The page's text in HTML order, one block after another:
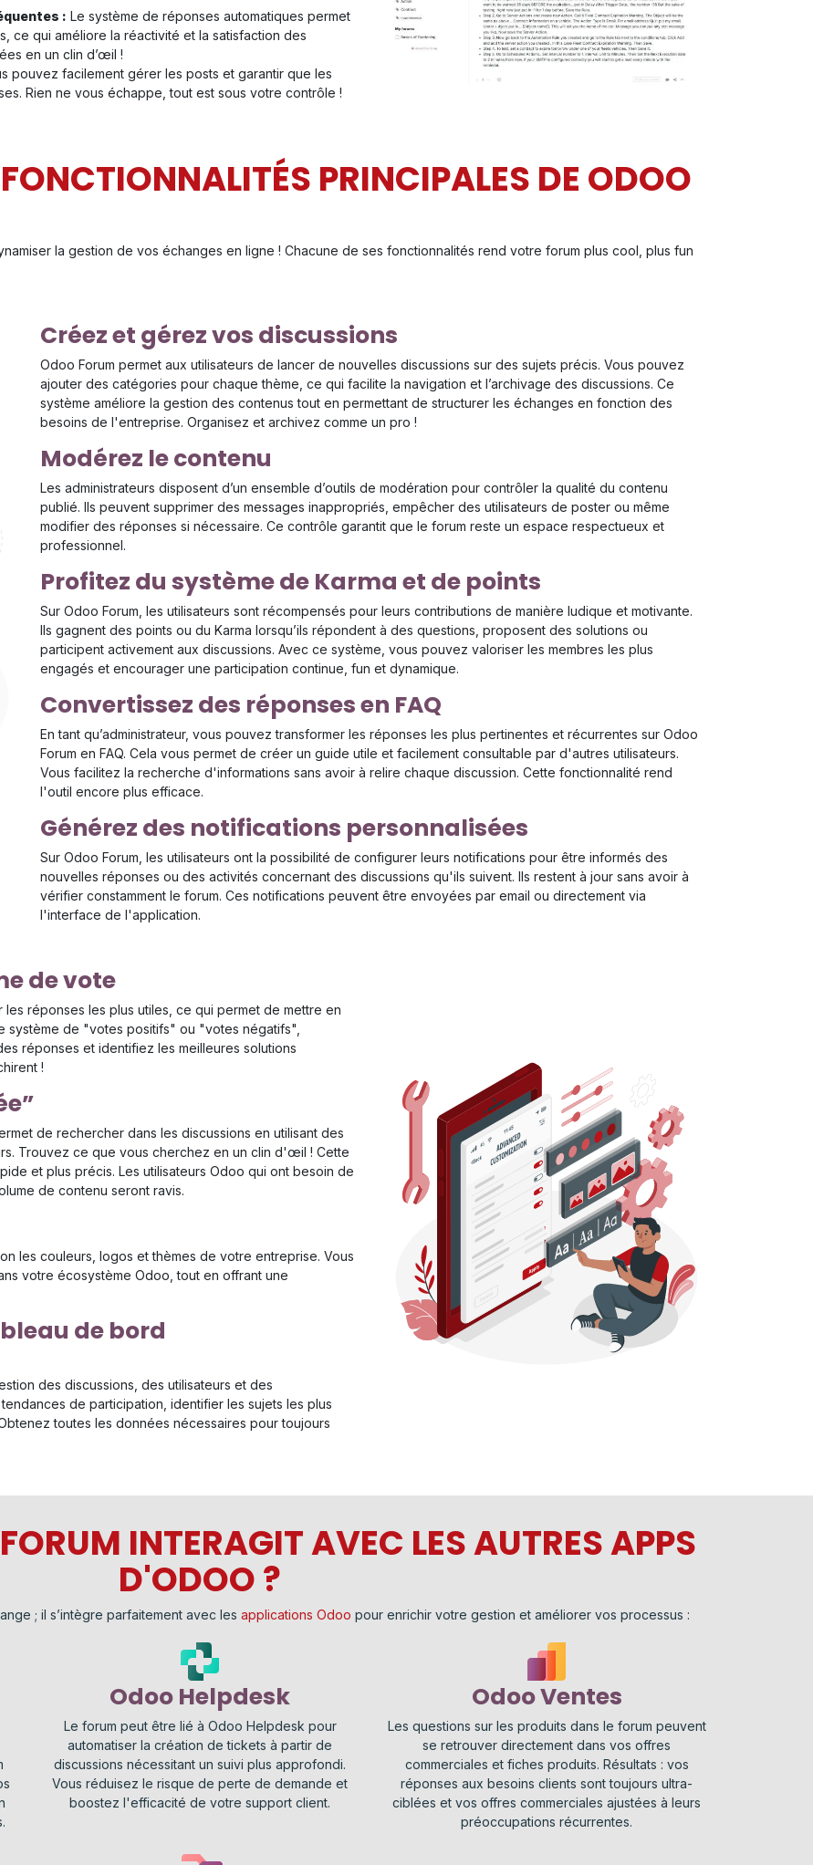
: Le système de réponses automatiques permet
ce qui améliore la réactivité et la satisfaction des
en un clin d’œil !
pouvez facilement gérer les posts et garantir que les
Rien ne vous échappe, tout est sous votre contrôle !
PRINCIPALES DE ODOO
la gestion de vos échanges en ligne ! Chacune de ses fonctionnalités rend votre forum plus cool, plus fun
Créez et gérez vos discussions
Odoo Forum permet aux utilisateurs de lancer de nouvelles discussions sur des sujets précis. Vous pouvez
ajouter des catégories pour chaque thème, ce qui facilite la navigation et l’archivage des discussions. Ce
système améliore la gestion des contenus tout en permettant de structurer les échanges en fonction des
besoins de l'entreprise. Organisez et archivez comme un pro !
Modérez le contenu
Les administrateurs disposent d’un ensemble d’outils de modération pour contrôler la qualité du contenu
publié. Ils peuvent supprimer des messages inappropriés, empêcher des utilisateurs de poster ou même
modifier des réponses si nécessaire. Ce contrôle garantit que le forum reste un espace respectueux et
professionnel.
Profitez du système de Karma et de points
Sur Odoo Forum, les utilisateurs sont récompensés pour leurs contributions de manière ludique et motivante.
Ils gagnent des points ou du Karma lorsqu’ils répondent à des questions, proposent des solutions ou
participent activement aux discussions. Avec ce système, vous pouvez valoriser les membres les plus
engagés et encourager une participation continue, fun et dynamique.
Convertissez des réponses en FAQ
En tant qu’administrateur, vous pouvez transformer les réponses les plus pertinentes et récurrentes sur Odoo
Forum en FAQ. Cela vous permet de créer un guide utile et facilement consultable par d'autres utilisateurs.
Vous facilitez la recherche d'informations sans avoir à relire chaque discussion. Cette fonctionnalité rend
l'outil encore plus efficace.
Générez des notifications personnalisées
Sur Odoo Forum, les utilisateurs ont la possibilité de configurer leurs notifications pour être informés des
nouvelles réponses ou des activités concernant des discussions qu'ils suivent. Ils restent à jour sans avoir à
vérifier constamment le forum. Ces notifications peuvent être envoyées par email ou directement via
l'interface de l'application.
de vote
réponses les plus utiles, ce qui permet de mettre en
système de "votes positifs" ou "votes négatifs",
réponses et identifiez les meilleures solutions
!
de rechercher dans les discussions en utilisant des
Trouvez ce que vous cherchez en un clin d'œil ! Cette
et plus précis. Les utilisateurs Odoo qui ont besoin de
de contenu seront ravis.
les couleurs, logos et thèmes de votre entreprise. Vous
votre écosystème Odoo, tout en offrant une
de bord
des discussions, des utilisateurs et des
de participation, identifier les sujets les plus
toutes les données nécessaires pour toujours
INTERAGIT AVEC LES AUTRES APPS
D'ODOO ?
; il s’intègre parfaitement avec les applications Odoo pour enrichir votre gestion et améliorer vos processus :
Odoo Helpdesk
Le forum peut être lié à Odoo Helpdesk pour
automatiser la création de tickets à partir de
discussions nécessitant un suivi plus approfondi.
Vous réduisez le risque de perte de demande et
boostez l'efficacité de votre support client.
Odoo Ventes
Les questions sur les produits dans le forum peuvent
se retrouver directement dans vos offres
commerciales et fiches produits. Résultats : vos
réponses aux besoins clients sont toujours ultra-
ciblées et vos offres commerciales ajustées à leurs
préoccupations récurrentes.